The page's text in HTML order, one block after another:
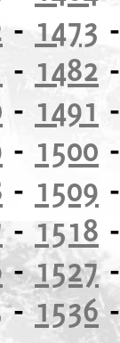
- 1473
- 1482
- 1491
- 1500
- 1509
- 1518
-1527
-1536